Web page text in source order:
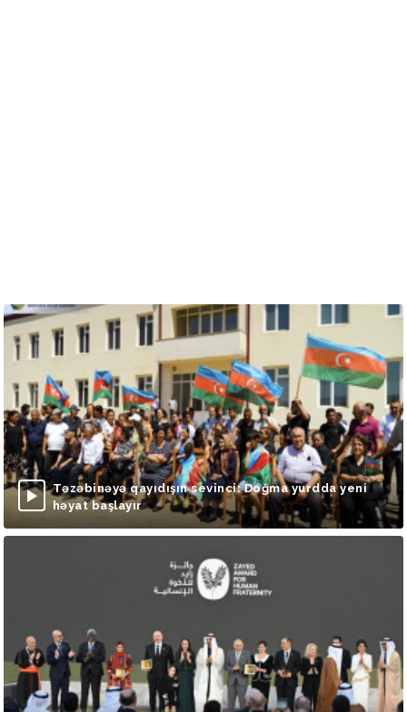
Təzəbinəyə qayıdışın sevinci: Doğma yurdda yeni
həyat başlayır